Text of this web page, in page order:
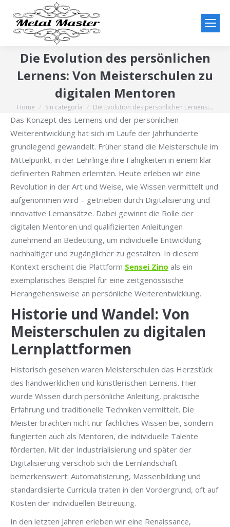
Die Evolution des persönlichen
Lernens: Von Meisterschulen zu
digitalen Mentoren
You are here:
Home Sin categoría Die Evolution des persönlichen Lernens:…
Das Konzept des Lernens und der persönlichen
Weiterentwicklung hat sich im Laufe der Jahrhunderte
grundlegend gewandelt. Früher stand die Meisterschule im
Mittelpunkt, in der Lehrlinge ihre Fähigkeiten in einem klar
definierten Rahmen erlernten. Heute erleben wir eine
Revolution in der Art und Weise, wie Wissen vermittelt und
aufgenommen wird – getrieben durch Digitalisierung und
innovative Lernansätze. Dabei gewinnt die Rolle der
digitalen Mentoren und qualifizierten Anleitungen
zunehmend an Bedeutung, um individuelle Entwicklung
nachhaltiger und zugänglicher zu gestalten. In diesem
Kontext erscheint die Plattform Sensei Zino als ein
exemplarisches Beispiel für eine zeitgenössische
Herangehensweise an persönliche Weiterentwicklung.
Historie und Wandel: Von
Meisterschulen zu digitalen
Lernplattformen
Historisch gesehen waren Meisterschulen das Herzstück
des handwerklichen und künstlerischen Lernens. Hier
wurde Wissen durch persönliche Anleitung, praktische
Erfahrung und traditionelle Techniken vermittelt. Die
Meister brachten nicht nur fachliches Wissen bei, sondern
fungierten auch als Mentoren, die individuelle Talente
förderten. Mit der Industrialisierung und später der
Digitalisierung verschob sich die Lernlandschaft
bemerkenswert: Automatisierung, Massenbildung und
standardisierte Curricula traten in den Vordergrund, oft auf
Kosten der individuellen Betreuung.
In den letzten Jahren erleben wir eine Renaissance,